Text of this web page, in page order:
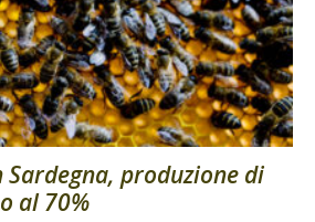
produzione di
al 70%